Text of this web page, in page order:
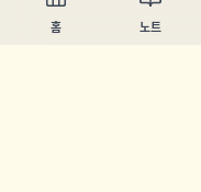
홈 노트